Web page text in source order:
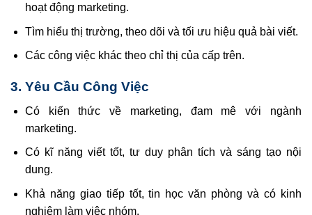
hoạt động marketing.
Tìm hiểu thị trường, theo dõi và tối ưu hiệu quả bài viết.
Các công việc khác theo chỉ thị của cấp trên.
3. Yêu Cầu Công Việc
Có kiến thức về marketing, đam mê với ngành
marketing.
Có kĩ năng viết tốt, tư duy phân tích và sáng tạo nội
dung.
Khả năng giao tiếp tốt, tin học văn phòng và có kinh
nghiệm làm việc nhóm.